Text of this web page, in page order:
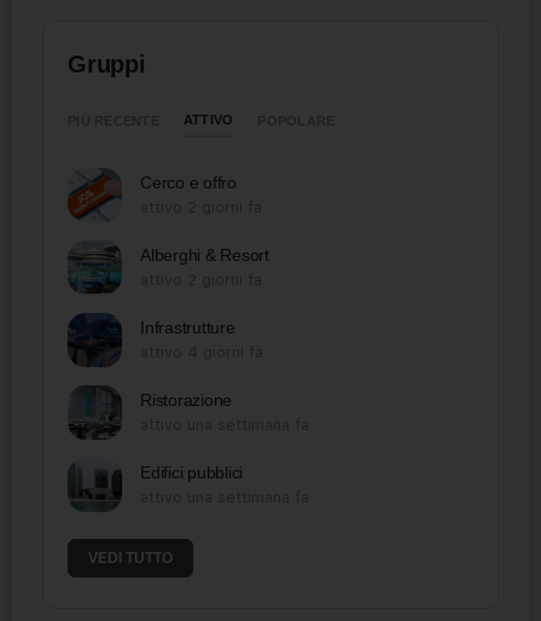
Gruppi
ATTIVO
Cerco e offro
Alberghi & Resort
Infrastrutture
Ristorazione
Edifici pubblici
VEDI TUTTO